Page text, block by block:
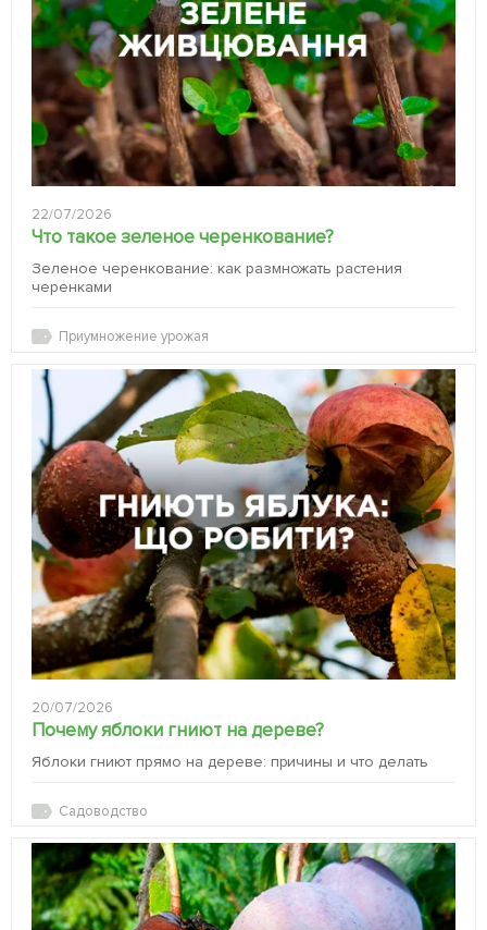
22/07/2026
Что такое зеленое черенкование?
Зеленое черенкование: как размножать растения
черенками
Приумножение урожая
20/07/2026
Почему яблоки гниют на дереве?
Яблоки гниют прямо на дереве: причины и что делать
Садоводство